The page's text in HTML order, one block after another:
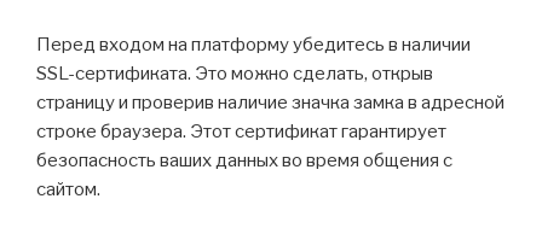
Перед входом на платформу убедитесь в наличии
SSL-сертификата. Это можно сделать, открыв
страницу и проверив наличие значка замка в адресной
строке браузера. Этот сертификат гарантирует
безопасность ваших данных во время общения с
сайтом.